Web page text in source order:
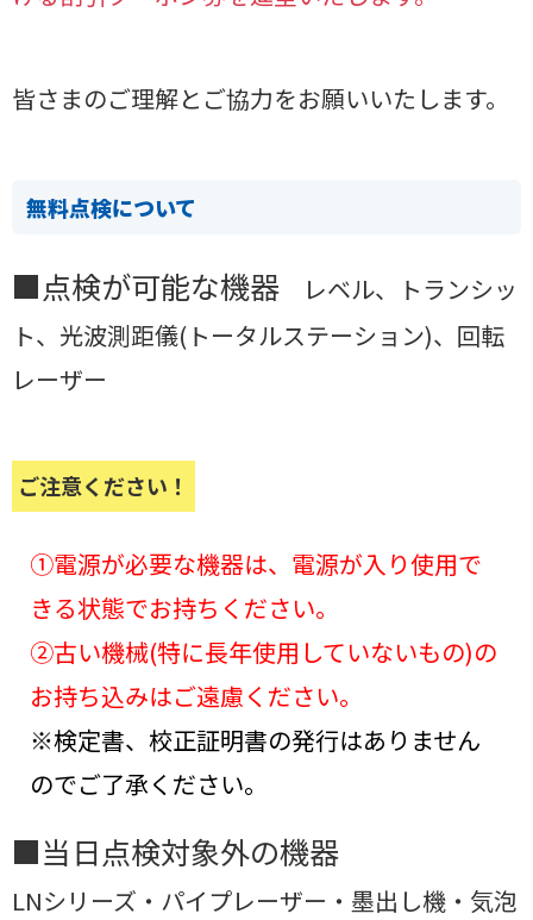
皆さまのご理解とご協力をお願いいたします。
無料点検について
■点検が可能な機器
レベル、トランシッ
ト、光波測距儀(トータルステーション)、回転
レーザー
ご注意ください！
➀電源が必要な機器は、電源が入り使用で
きる状態でお持ちください。
➁古い機械(特に長年使用していないもの)の
お持ち込みはご遠慮ください。
※検定書、校正証明書の発行はありません
のでご了承ください。
■当日点検対象外の機器
LNシリーズ・パイプレーザー・墨出し機・気泡